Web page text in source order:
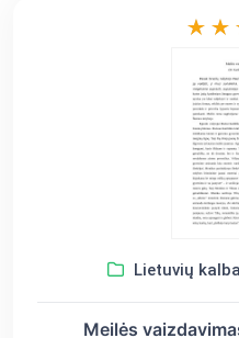
Lietuvių kalba
Meilės